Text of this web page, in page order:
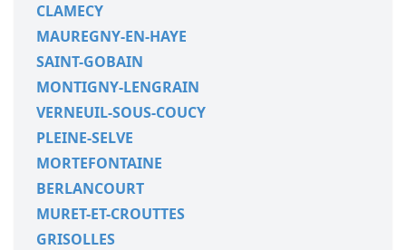
CLAMECY
MAUREGNY-EN-HAYE
SAINT-GOBAIN
MONTIGNY-LENGRAIN
VERNEUIL-SOUS-COUCY
PLEINE-SELVE
MORTEFONTAINE
BERLANCOURT
MURET-ET-CROUTTES
GRISOLLES